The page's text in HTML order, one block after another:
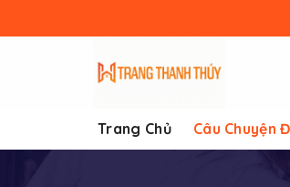
to
Trang Chủ Câu Chuyện